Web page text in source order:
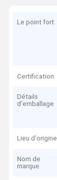
Le point fort
Certification
Détails
d'emballage
Lieu d'origine
Nom de
marque